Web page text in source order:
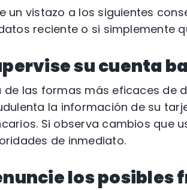
un vistazo a los siguientes
reciente o si simplemente
su cuenta
de las formas más eficaces de
la información de su
Si observa cambios que
de inmediato.
los posibles